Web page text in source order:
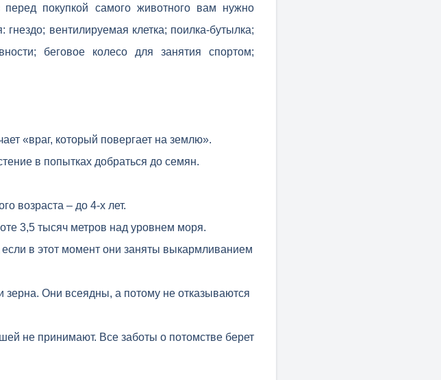
покупкой самого животного вам нужно
вентилируемая клетка; поилка-бутылка;
беговое колесо для занятия спортом;
«враг, который повергает на землю».
в попытках добраться до семян.
возраста – до 4-х лет.
3,5 тысяч метров над уровнем моря.
в этот момент они заняты выкармливанием
зерна. Они всеядны, а потому не отказываются
не принимают. Все заботы о потомстве берет